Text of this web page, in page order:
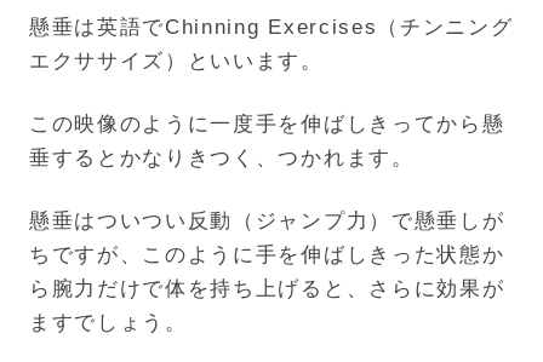
懸垂は英語でChinning Exercises（チンニング
エクササイズ）といいます。
この映像のように一度手を伸ばしきってから懸
垂するとかなりきつく、つかれます。
懸垂はついつい反動（ジャンプ力）で懸垂しが
ちですが、このように手を伸ばしきった状態か
ら腕力だけで体を持ち上げると、さらに効果が
ますでしょう。